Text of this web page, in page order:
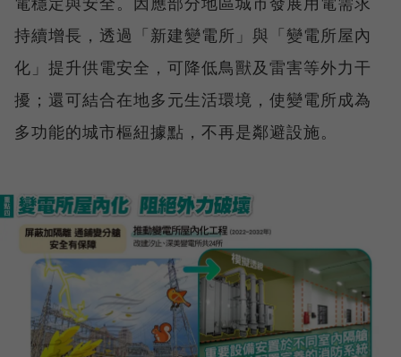
持續增長，透過「新建變電所」與「變電所屋內
化」提升供電安全，可降低鳥獸及雷害等外力干
擾；還可結合在地多元生活環境，使變電所成為
多功能的城市樞紐據點，不再是鄰避設施。